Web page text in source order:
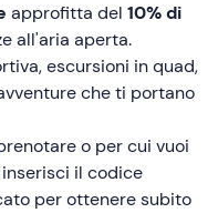
approfitta del 10% di
all'aria aperta.
escursioni in quad,
che ti portano
o per cui vuoi
il codice
per ottenere subito